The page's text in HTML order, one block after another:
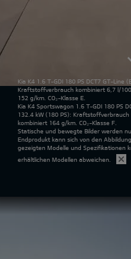
Kia K4 1.6 T-GDI 180 PS DCT7 GT-Line
Kraftstoffverbrauch kombiniert 6,7 l/100
152 g/km. CO₂-Klasse E.
Kia K4 Sportswagon 1.6 T-GDI 180 PS
132.4 kW (180 PS): Kraftstoffverbrauch
kombiniert 164 g/km. CO₂-Klasse F.
Statische und bewegte Bilder werden
Endprodukt kann sich von den
gezeigten Modelle und Spezifikationen
erhältlichen Modellen abweichen.